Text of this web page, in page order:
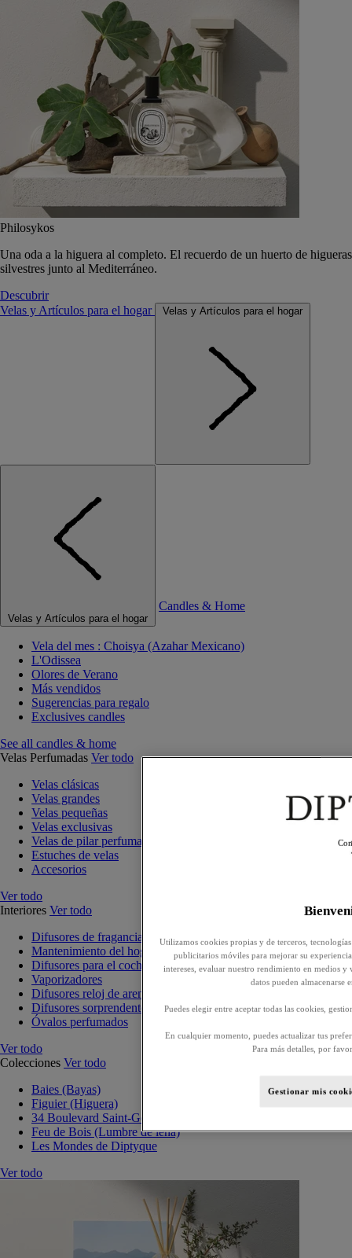
Philosykos
Una oda a la higuera al completo. El recuerdo de un huerto de higueras
silvestres junto al Mediterráneo.
Descubrir
Velas y Artículos para el hogar
Velas y Artículos para el hogar
Velas y Artículos para el hogar
Candles & Home
Vela del mes : Choisya (Azahar Mexicano)
L'Odissea
Olores de Verano
Más vendidos
Sugerencias para regalo
Exclusives candles
See all candles & home
Velas Perfumadas Ver todo
Velas clásicas
Velas grandes
Velas pequeñas
Velas exclusivas
Velas de pilar perfumadas
Estuches de velas
Accesorios
Ver todo
Interiores Ver todo
Difusores de fragancia para interiores
Mantenimiento del hogar
Difusores para el coche
Vaporizadores
Difusores reloj de arena
Difusores sorprendentes
Óvalos perfumados
Ver todo
Colecciones Ver todo
Baies (Bayas)
Figuier (Higuera)
34 Boulevard Saint-Germain
Feu de Bois (Lumbre de leña)
Les Mondes de Diptyque
Ver todo
Utilizamos cookies propias y de terceros,
publicitarios móviles para mejorar su
intereses, evaluar nuestro rendimiento en medios
datos pueden almacenarse
Puedes elegir entre aceptar todas las cookies,
En cualquier momento, puedes actualizar tus
Para más detalles, por
Gestionar mis